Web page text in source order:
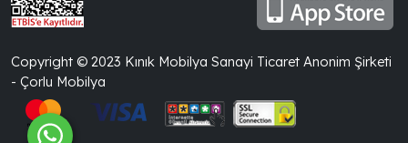
Copyright © 2023 Kınık Mobilya Sanayi Ticaret Anonim Şirketi
- Çorlu Mobilya